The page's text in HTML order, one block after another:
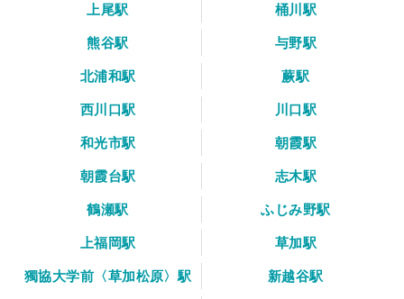
上尾駅
桶川駅
熊谷駅
与野駅
北浦和駅
蕨駅
西川口駅
川口駅
和光市駅
朝霞駅
朝霞台駅
志木駅
鶴瀬駅
ふじみ野駅
上福岡駅
草加駅
獨協大学前〈草加松原〉駅
新越谷駅